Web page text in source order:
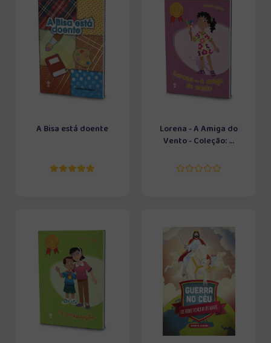
A Bisa está doente
Lorena - A Amiga do
Vento - Coleção: ...